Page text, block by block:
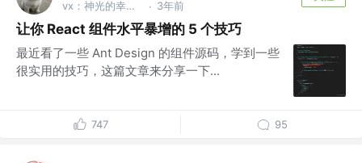
vx：神光的幸福生活 · 3年前
让你 React 组件水平暴增的 5 个技巧
最近看了一些 Ant Design 的组件源码，学到一些
很实用的技巧，这篇文章来分享一下...
747 95